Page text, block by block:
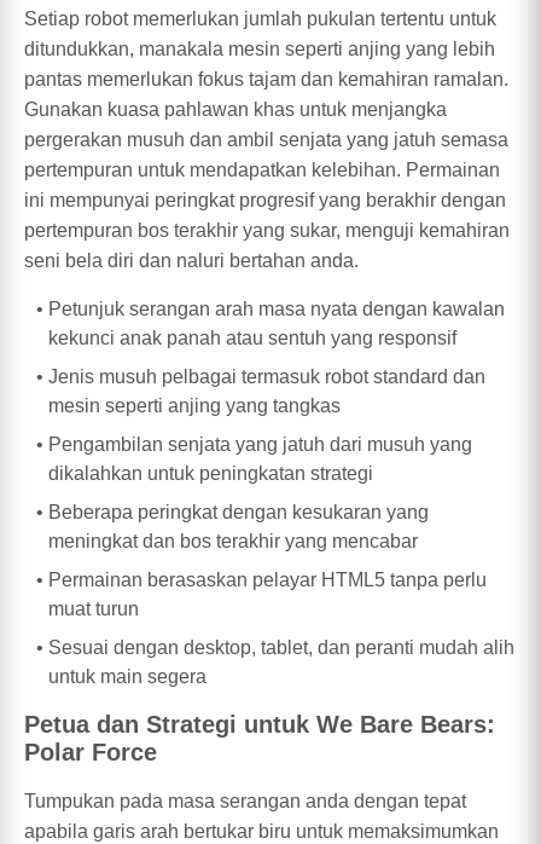
Setiap robot memerlukan jumlah pukulan tertentu untuk
ditundukkan, manakala mesin seperti anjing yang lebih
pantas memerlukan fokus tajam dan kemahiran ramalan.
Gunakan kuasa pahlawan khas untuk menjangka
pergerakan musuh dan ambil senjata yang jatuh semasa
pertempuran untuk mendapatkan kelebihan. Permainan
ini mempunyai peringkat progresif yang berakhir dengan
pertempuran bos terakhir yang sukar, menguji kemahiran
seni bela diri dan naluri bertahan anda.
Petunjuk serangan arah masa nyata dengan kawalan
kekunci anak panah atau sentuh yang responsif
Jenis musuh pelbagai termasuk robot standard dan
mesin seperti anjing yang tangkas
Pengambilan senjata yang jatuh dari musuh yang
dikalahkan untuk peningkatan strategi
Beberapa peringkat dengan kesukaran yang
meningkat dan bos terakhir yang mencabar
Permainan berasaskan pelayar HTML5 tanpa perlu
muat turun
Sesuai dengan desktop, tablet, dan peranti mudah alih
untuk main segera
Petua dan Strategi untuk We Bare Bears:
Polar Force
Tumpukan pada masa serangan anda dengan tepat
apabila garis arah bertukar biru untuk memaksimumkan